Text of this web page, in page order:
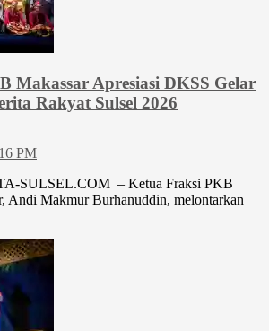
Makassar Apresiasi DKSS Gelar
Rakyat Sulsel 2026
PM
SULSEL.COM – Ketua Fraksi PKB
Andi Makmur Burhanuddin, melontarkan